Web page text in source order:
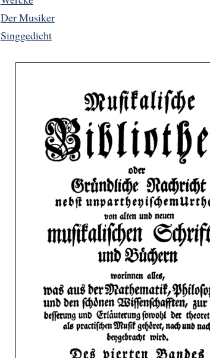
Der Musiker
Singgedicht